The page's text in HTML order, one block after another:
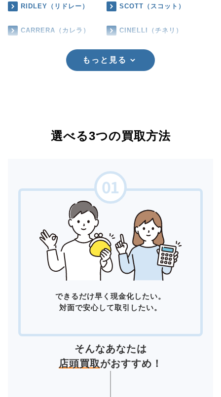
RIDLEY（リドレー） SCOTT（スコット）
CARRERA（カレラ） CINELLI（チネリ）
もっと見る
選べる3つの買取方法
できるだけ早く現金化したい。
対面で安心して取引したい。
そんなあなたは
店頭買取がおすすめ！